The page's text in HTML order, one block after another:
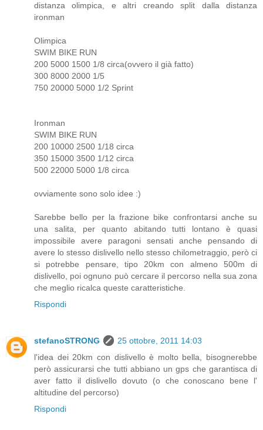
distanza olimpica, e altri creando split dalla distanza
ironman
Olimpica
SWIM BIKE RUN
200 5000 1500 1/8 circa(ovvero il già fatto)
300 8000 2000 1/5
750 20000 5000 1/2 Sprint
Ironman
SWIM BIKE RUN
200 10000 2500 1/18 circa
350 15000 3500 1/12 circa
500 22000 5000 1/8 circa
ovviamente sono solo idee :)
Sarebbe bello per la frazione bike confrontarsi anche su
una salita, per quanto abitando tutti lontano è quasi
impossibile avere paragoni sensati anche pensando di
avere lo stesso dislivello nello stesso chilometraggio, però ci
si potrebbe pensare, tipo 20km con almeno 500m di
dislivello, poi ognuno può cercare il percorso nella sua zona
che meglio ricalca queste caratteristiche.
Rispondi
stefanoSTRONG
25 ottobre, 2011 14:03
l'idea dei 20km con dislivello è molto bella, bisognerebbe
però assicurarsi che tutti abbiano un gps che garantisca di
aver fatto il dislivello dovuto (o che conoscano bene l'
altitudine del percorso)
Rispondi